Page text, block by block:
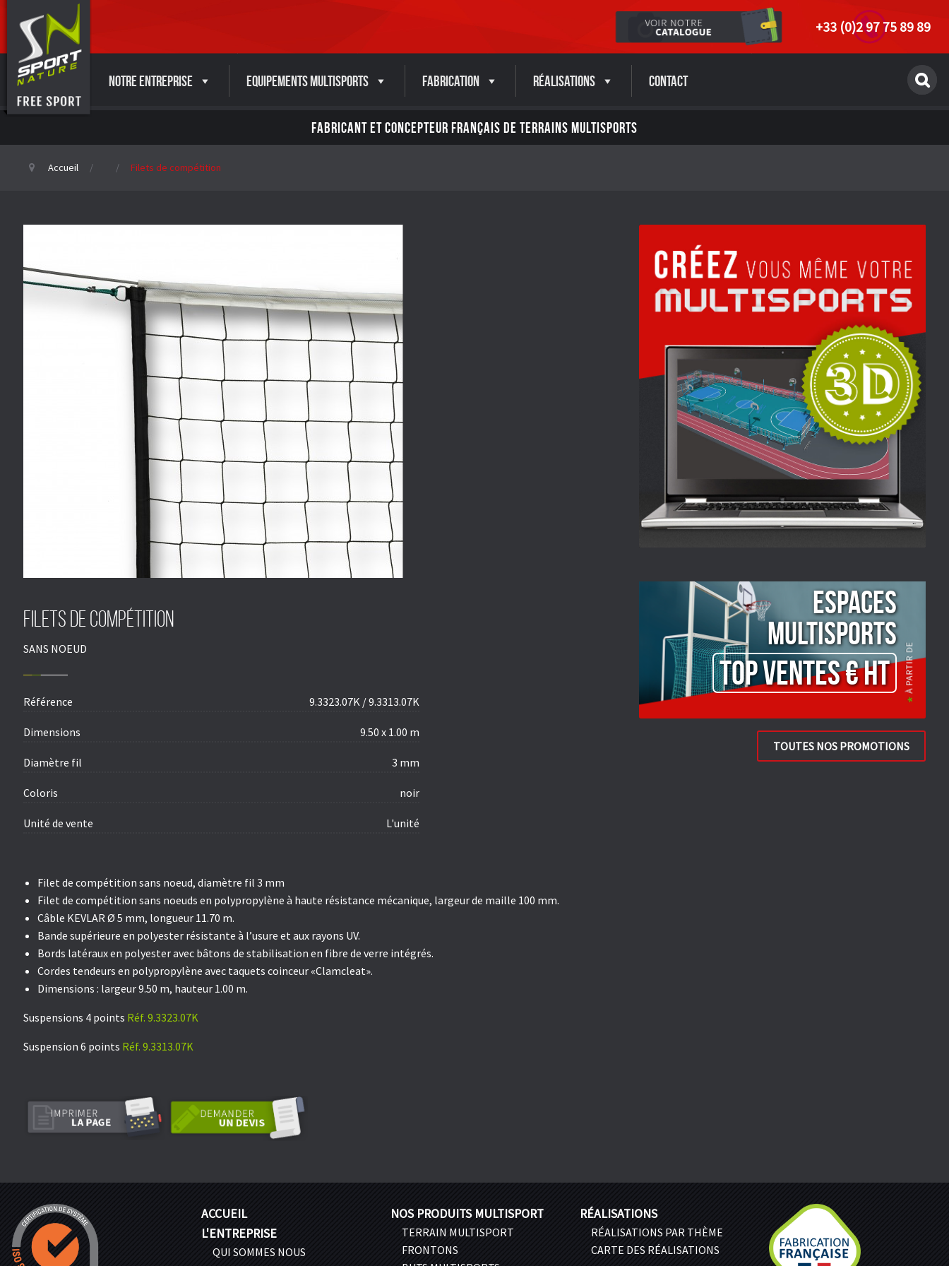
+33 (0)2 97 75 89 89
Notre entreprise Equipements Multisports Fabrication Réalisations Contact
FABRICANT ET CONCEPTEUR FRANÇAIS DE TERRAINS MULTISPORTS
Accueil Filets de compétition
Filets de compétition
SANS NOEUD
Référence 9.3323.07K / 9.3313.07K
Dimensions 9.50 x 1.00 m
Diamètre fil 3 mm
Coloris noir
Unité de vente L'unité
Filet de compétition sans noeud, diamètre fil 3 mm
Filet de compétition sans noeuds en polypropylène à haute résistance mécanique, largeur de maille 100 mm.
Câble KEVLAR Ø 5 mm, longueur 11.70 m.
Bande supérieure en polyester résistante à l’usure et aux rayons UV.
Bords latéraux en polyester avec bâtons de stabilisation en fibre de verre intégrés.
Cordes tendeurs en polypropylène avec taquets coinceur «Clamcleat».
Dimensions : largeur 9.50 m, hauteur 1.00 m.
Suspensions 4 points Réf. 9.3323.07K
Suspension 6 points Réf. 9.3313.07K
ESPACES
Multisports
TOP VENTES € HT
TOUTES NOS PROMOTIONS
ACCUEIL
L'ENTREPRISE
QUI SOMMES NOUS
NOS PRODUITS MULTISPORT
TERRAIN MULTISPORT
FRONTONS
RÉALISATIONS
RÉALISATIONS PAR THÈME
CARTE DES RÉALISATIONS